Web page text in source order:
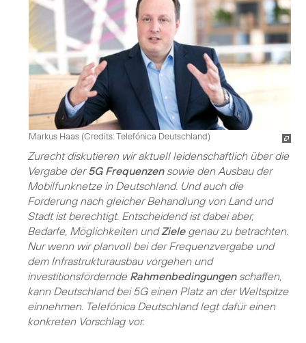
Markus Haas (Credits: Telefónica Deutschland)
Zurecht diskutieren wir aktuell leidenschaftlich über die
Vergabe der5G Frequenzensowie den Ausbau der
Mobilfunknetze in Deutschland. Und auch die
Forderung nach gleicher Behandlung von Land und
Stadt ist berechtigt. Entscheidend ist dabei aber,
Bedarfe, Möglichkeiten undZielegenau zu betrachten.
Nur wenn wir planvoll bei der Frequenzvergabe und
dem Infrastrukturausbau vorgehen und
investitionsfördernde Rahmenbedingungenschaffen,
kann Deutschland bei5Geinen Platz an der Weltspitze
einnehmen. Telefónica Deutschland legt dafür einen
konkreten Vorschlag vor.